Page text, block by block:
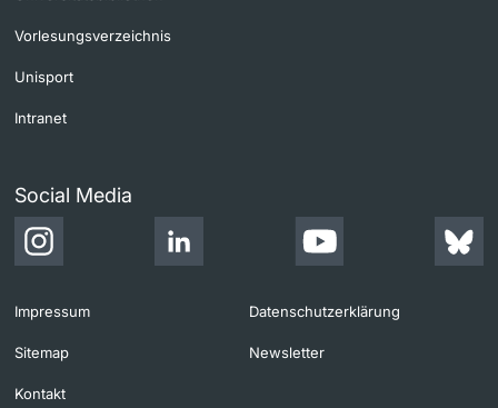
Vorlesungsverzeichnis
Unisport
Intranet
Social Media
Impressum Datenschutzerklärung
Sitemap Newsletter
Kontakt